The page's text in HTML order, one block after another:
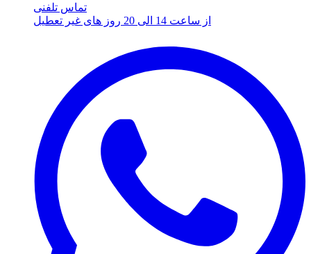
تماس تلفنی
از ساعت 14 الی 20 روز های غیر تعطیل